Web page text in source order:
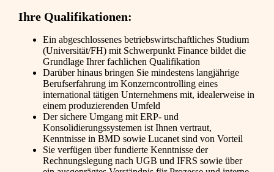
Ihre Qualifikationen:
Ein abgeschlossenes betriebswirtschaftliches Studium
(Universität/FH) mit Schwerpunkt Finance bildet die
Grundlage Ihrer fachlichen Qualifikation
Darüber hinaus bringen Sie mindestens langjährige
Berufserfahrung im Konzerncontrolling eines
international tätigen Unternehmens mit, idealerweise in
einem produzierenden Umfeld
Der sichere Umgang mit ERP- und
Konsolidierungssystemen ist Ihnen vertraut,
Kenntnisse in BMD sowie Lucanet sind von Vorteil
Sie verfügen über fundierte Kenntnisse der
Rechnungslegung nach UGB und IFRS sowie über